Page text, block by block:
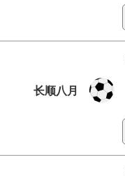
长顺八月